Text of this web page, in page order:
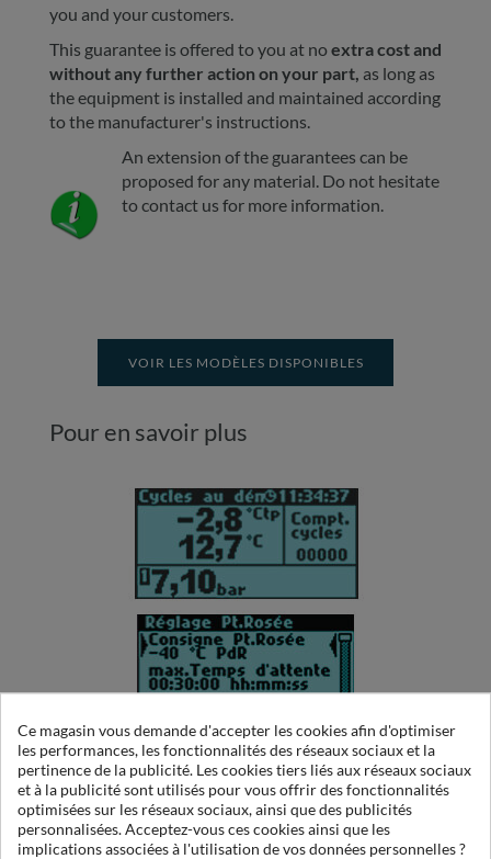
you and your customers.
This guarantee is offered to you at noextra cost and
without any further action on your part, as long as
the equipment is installed and maintained according
to the manufacturer's instructions.
An extension of the guarantees can be
proposed for any material. Do not hesitate
to contact us for more information.
VOIR LES MODÈLES DISPONIBLES
Pour en savoir plus
ADSORPTION DRYERS
Ce magasin vous demande d'accepter les cookies afin d'optimiser
les performances, les fonctionnalités des réseaux sociaux et la
pertinence de la publicité. Les cookies tiers liés aux réseaux sociaux
et à la publicité sont utilisés pour vous offrir des fonctionnalités
optimisées sur les réseaux sociaux, ainsi que des publicités
personnalisées. Acceptez-vous ces cookies ainsi que les
implications associées à l'utilisation de vos données personnelles ?